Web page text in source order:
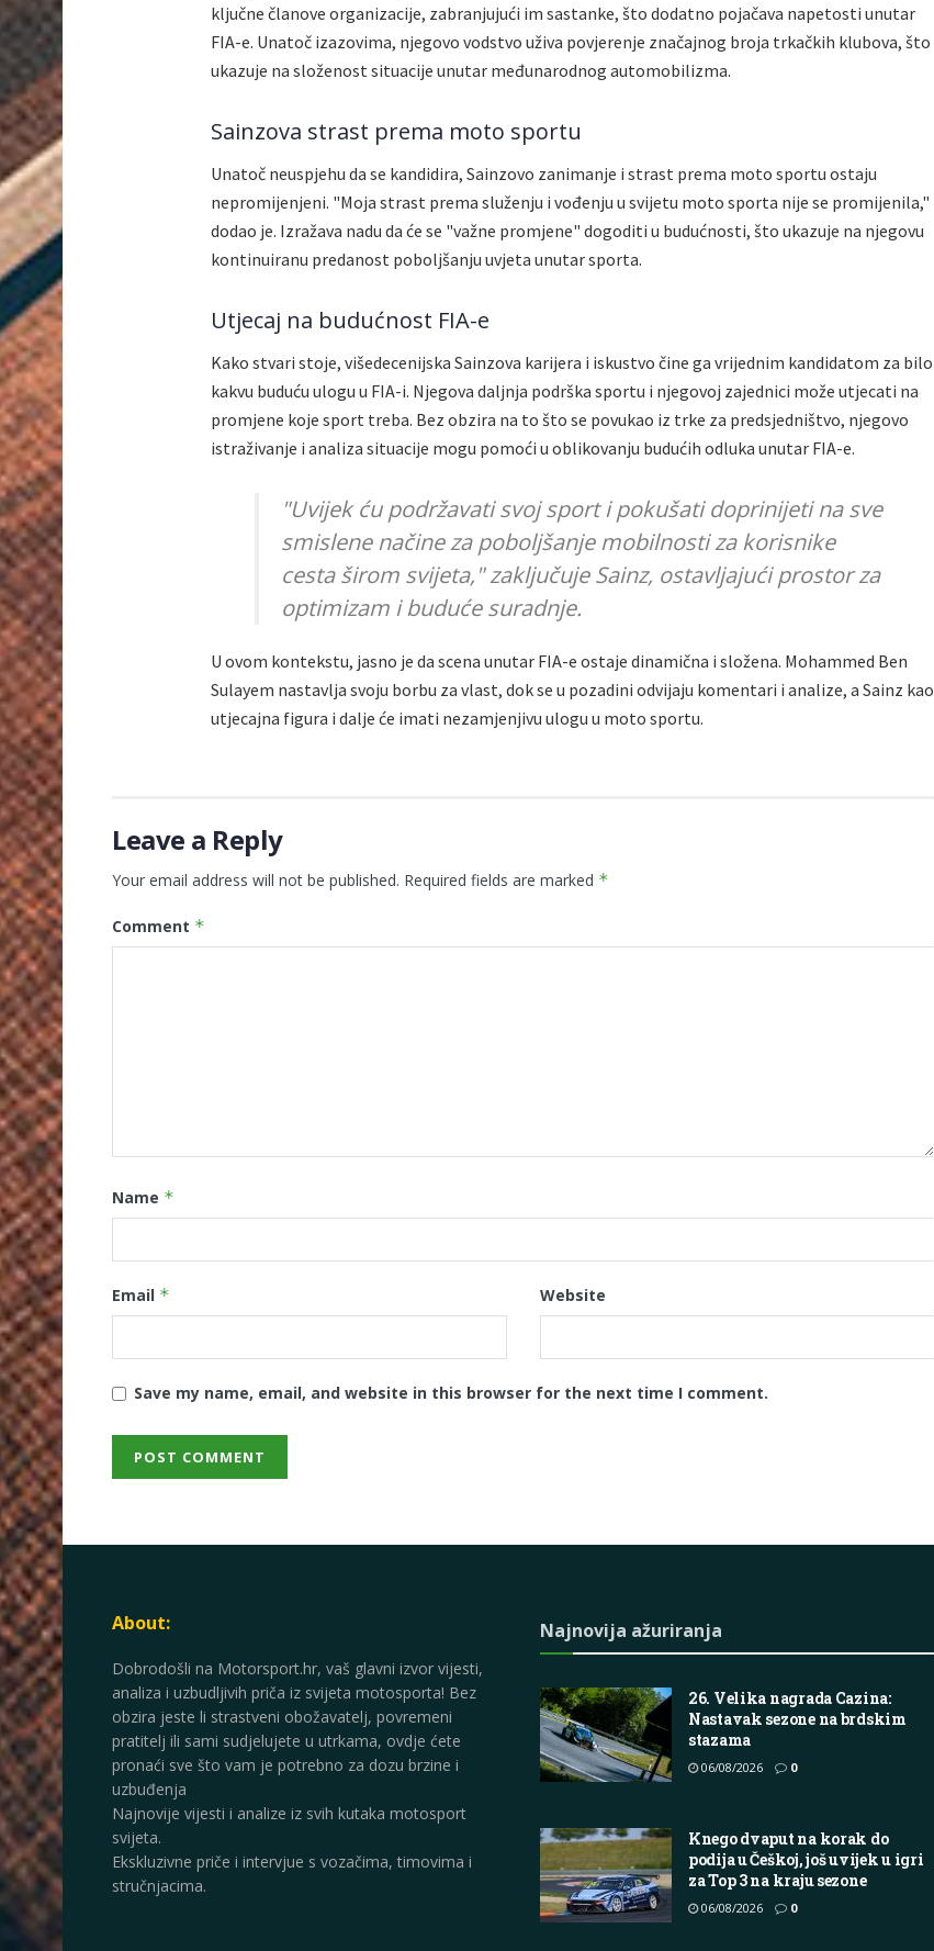
ključne članove organizacije, zabranjujući im sastanke, što dodatno pojačava napetosti unutar
FIA-e. Unatoč izazovima, njegovo vodstvo uživa povjerenje značajnog broja trkačkih klubova, što
ukazuje na složenost situacije unutar međunarodnog automobilizma.
Sainzova strast prema moto sportu
Unatoč neuspjehu da se kandidira, Sainzovo zanimanje i strast prema moto sportu ostaju
nepromijenjeni. "Moja strast prema služenju i vođenju u svijetu moto sporta nije se promijenila,"
dodao je. Izražava nadu da će se "važne promjene" dogoditi u budućnosti, što ukazuje na njegovu
kontinuiranu predanost poboljšanju uvjeta unutar sporta.
Utjecaj na budućnost FIA-e
Kako stvari stoje, višedecenijska Sainzova karijera i iskustvo čine ga vrijednim kandidatom za bilo
kakvu buduću ulogu u FIA-i. Njegova daljnja podrška sportu i njegovoj zajednici može utjecati na
promjene koje sport treba. Bez obzira na to što se povukao iz trke za predsjedništvo, njegovo
istraživanje i analiza situacije mogu pomoći u oblikovanju budućih odluka unutar FIA-e.
"Uvijek ću podržavati svoj sport i pokušati doprinijeti na sve
smislene načine za poboljšanje mobilnosti za korisnike
cesta širom svijeta," zaključuje Sainz, ostavljajući prostor za
optimizam i buduće suradnje.
U ovom kontekstu, jasno je da scena unutar FIA-e ostaje dinamična i složena. Mohammed Ben
Sulayem nastavlja svoju borbu za vlast, dok se u pozadini odvijaju komentari i analize, a Sainz kao
utjecajna figura i dalje će imati nezamjenjivu ulogu u moto sportu.
Leave a Reply
Your email address will not be published. Required fields are marked *
Comment *
Name *
Email * Website
Save my name, email, and website in this browser for the next time I comment.
About:
Dobrodošli na Motorsport.hr, vaš glavni izvor vijesti,
analiza i uzbudljivih priča iz svijeta motosporta! Bez
obzira jeste li strastveni obožavatelj, povremeni
pratitelj ili sami sudjelujete u utrkama, ovdje ćete
pronaći sve što vam je potrebno za dozu brzine i
uzbuđenja
Najnovije vijesti i analize iz svih kutaka motosport
svijeta.
Ekskluzivne priče i intervjue s vozačima, timovima i
stručnjacima.
Najnovija ažuriranja
26. Velika nagrada Cazina:
Nastavak sezone na brdskim
stazama
06/08/2026 0
Knego dvaput na korak do
podija u Češkoj, još uvijek u igri
za Top 3 na kraju sezone
06/08/2026 0